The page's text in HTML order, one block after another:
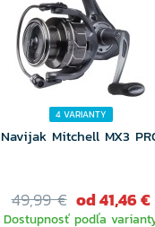
4 VARIANTY
Navijak Mitchell MX3
49,99 € od 41,46 €
Dostupnosť podľa